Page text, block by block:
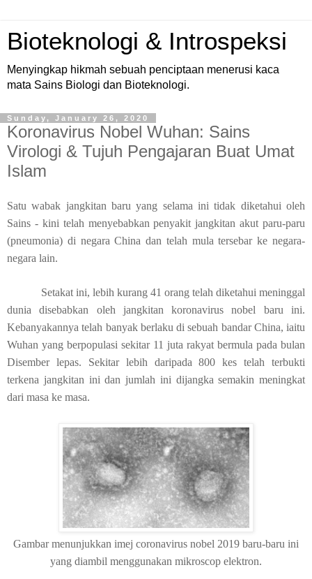
Bioteknologi & Introspeksi
Menyingkap hikmah sebuah penciptaan menerusi kaca
mata Sains Biologi dan Bioteknologi.
Sunday, January 26, 2020
Koronavirus Nobel Wuhan: Sains
Virologi & Tujuh Pengajaran Buat Umat
Islam
Satu wabak jangkitan baru yang selama ini tidak diketahui oleh
Sains - kini telah menyebabkan penyakit jangkitan akut paru-paru
(pneumonia) di negara China dan telah mula tersebar ke negara-
negara lain.
Setakat ini, lebih kurang 41 orang telah diketahui meninggal
dunia disebabkan oleh jangkitan koronavirus nobel baru ini.
Kebanyakannya telah banyak berlaku di sebuah bandar China, iaitu
Wuhan yang berpopulasi sekitar 11 juta rakyat bermula pada bulan
Disember lepas. Sekitar lebih daripada 800 kes telah terbukti
terkena jangkitan ini dan jumlah ini dijangka semakin meningkat
dari masa ke masa.
Gambar menunjukkan imej coronavirus nobel 2019 baru-baru ini
yang diambil menggunakan mikroscop elektron.